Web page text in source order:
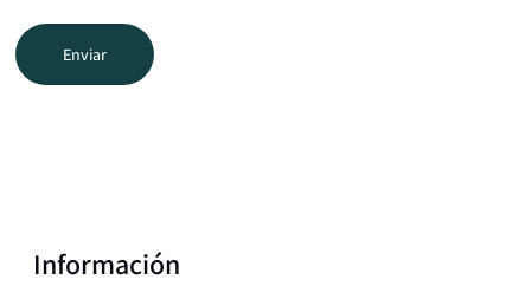
Información